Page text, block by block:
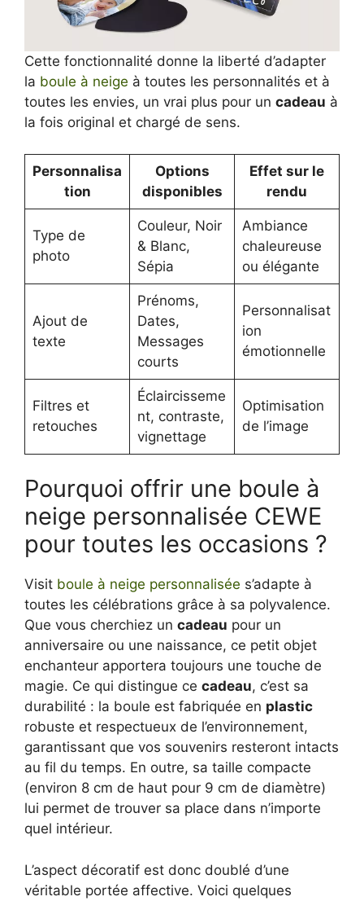
Cette fonctionnalité donne la liberté d’adapter
la boule à neige à toutes les personnalités et à
toutes les envies, un vrai plus pour un cadeau à
la fois original et chargé de sens.
Personnalisa
tion
Options
disponibles
Effet sur le
rendu
Type de
photo
Couleur, Noir
& Blanc,
Sépia
Ambiance
chaleureuse
ou élégante
Ajout de
texte
Prénoms,
Dates,
Messages
courts
Personnalisat
ion
émotionnelle
Filtres et
retouches
Éclaircisseme
nt, contraste,
vignettage
Optimisation
de l’image
Pourquoi offrir une boule à
neige personnalisée CEWE
pour toutes les occasions ?
Visit boule à neige personnalisée s’adapte à
toutes les célébrations grâce à sa polyvalence.
Que vous cherchiez un cadeau pour un
anniversaire ou une naissance, ce petit objet
enchanteur apportera toujours une touche de
magie. Ce qui distingue ce cadeau, c’est sa
durabilité : la boule est fabriquée en plastic
robuste et respectueux de l’environnement,
garantissant que vos souvenirs resteront intacts
au fil du temps. En outre, sa taille compacte
(environ 8 cm de haut pour 9 cm de diamètre)
lui permet de trouver sa place dans n’importe
quel intérieur.
L’aspect décoratif est donc doublé d’une
véritable portée affective. Voici quelques